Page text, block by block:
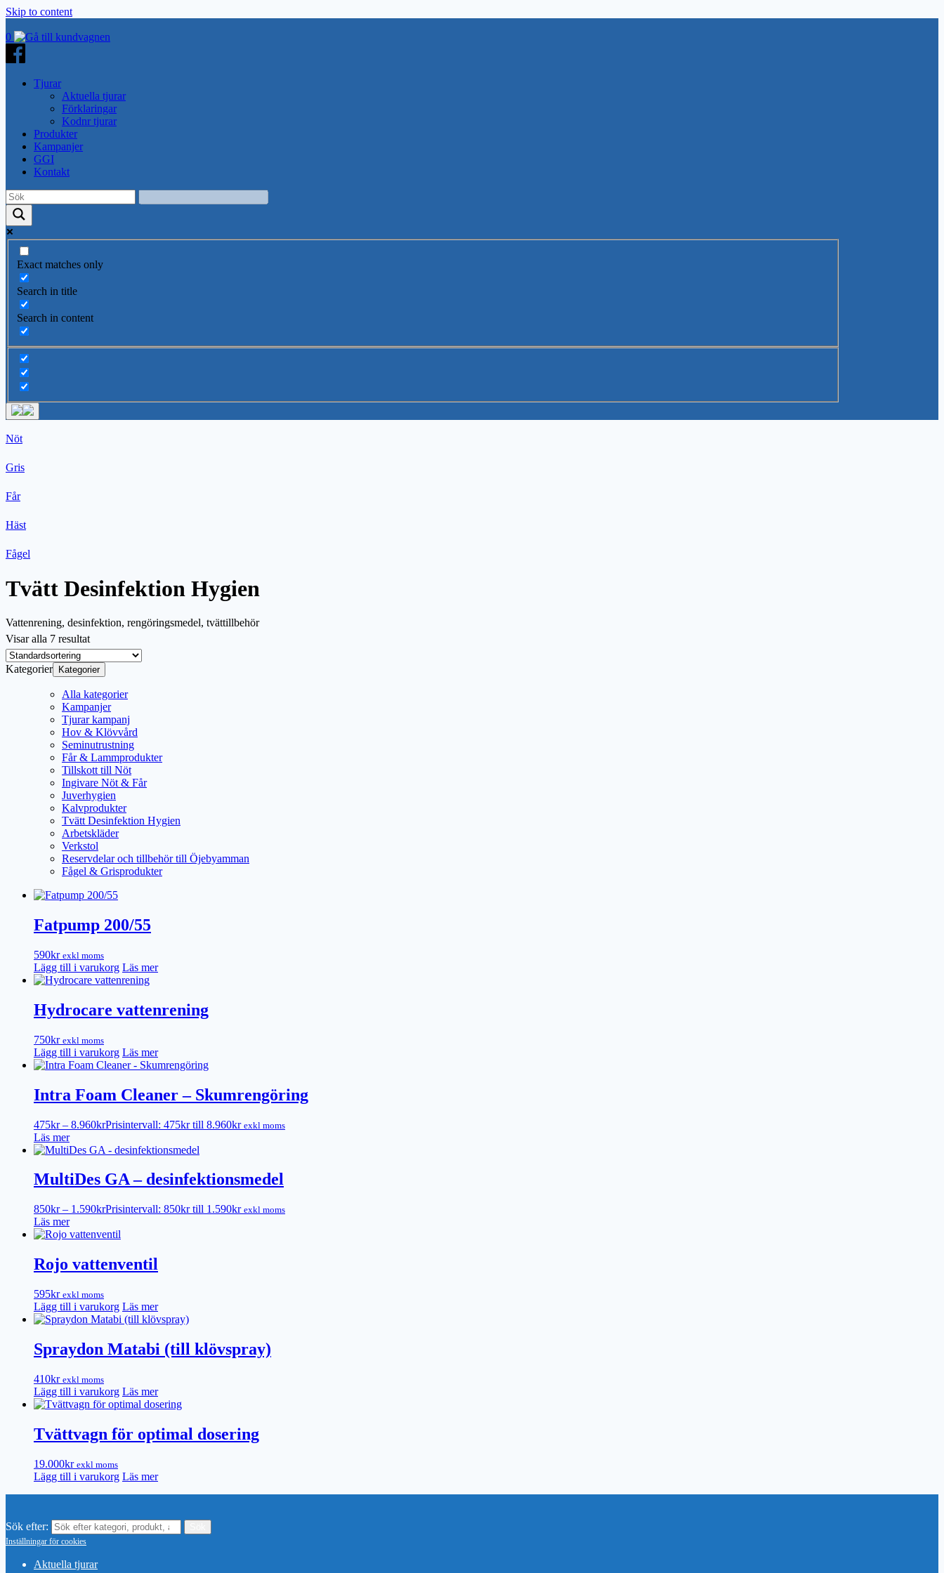
Skip to content
0
Tjurar
Aktuella tjurar
Förklaringar
Kodnr tjurar
Produkter
Kampanjer
GGI
Kontakt
Exact matches only
Search in title
Search in content
Nöt
Gris
Får
Häst
Fågel
Tvätt Desinfektion Hygien
Vattenrening, desinfektion, rengöringsmedel, tvättillbehör
Visar alla 7 resultat
Kategorier Kategorier
Alla kategorier
Kampanjer
Tjurar kampanj
Hov & Klövvård
Seminutrustning
Får & Lammprodukter
Tillskott till Nöt
Ingivare Nöt & Får
Juverhygien
Kalvprodukter
Tvätt Desinfektion Hygien
Arbetskläder
Verkstol
Reservdelar och tillbehör till Öjebyamman
Fågel & Grisprodukter
Fatpump 200/55
590kr exkl moms
Lägg till i varukorg Läs mer
Hydrocare vattenrening
750kr exkl moms
Lägg till i varukorg Läs mer
Intra Foam Cleaner – Skumrengöring
475kr – 8.960krPrisintervall: 475kr till 8.960kr exkl moms
Läs mer
MultiDes GA – desinfektionsmedel
850kr – 1.590krPrisintervall: 850kr till 1.590kr exkl moms
Läs mer
Rojo vattenventil
595kr exkl moms
Lägg till i varukorg Läs mer
Spraydon Matabi (till klövspray)
410kr exkl moms
Lägg till i varukorg Läs mer
Tvättvagn för optimal dosering
19.000kr exkl moms
Lägg till i varukorg Läs mer
Sök efter:
Inställningar för cookies
Aktuella tjurar